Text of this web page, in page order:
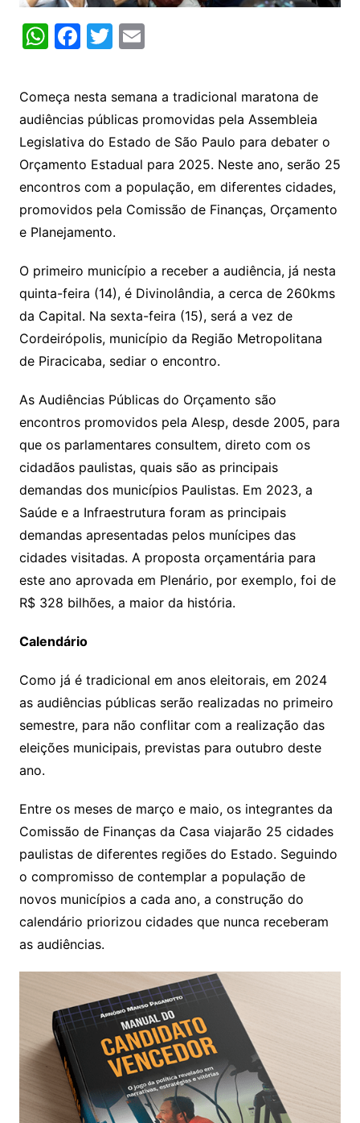
W
at
s
A
p
p
F
c
e
b
o
o
k
T
itt
er
E
ai
l
Começa nesta semana a tradicional maratona de
audiências públicas promovidas pela Assembleia
Legislativa do Estado de São Paulo para debater o
Orçamento Estadual para 2025. Neste ano, serão 25
encontros com a população, em diferentes cidades,
promovidos pela Comissão de Finanças, Orçamento
e Planejamento.
O primeiro município a receber a audiência, já nesta
quinta-feira (14), é Divinolândia, a cerca de 260kms
da Capital. Na sexta-feira (15), será a vez de
Cordeirópolis, município da Região Metropolitana
de Piracicaba, sediar o encontro.
As Audiências Públicas do Orçamento são
encontros promovidos pela Alesp, desde 2005, para
que os parlamentares consultem, direto com os
cidadãos paulistas, quais são as principais
demandas dos municípios Paulistas. Em 2023, a
Saúde e a Infraestrutura foram as principais
demandas apresentadas pelos munícipes das
cidades visitadas. A proposta orçamentária para
este ano aprovada em Plenário, por exemplo, foi de
R$ 328 bilhões, a maior da história.
Calendário
Como já é tradicional em anos eleitorais, em 2024
as audiências públicas serão realizadas no primeiro
semestre, para não conflitar com a realização das
eleições municipais, previstas para outubro deste
ano.
Entre os meses de março e maio, os integrantes da
Comissão de Finanças da Casa viajarão 25 cidades
paulistas de diferentes regiões do Estado. Seguindo
o compromisso de contemplar a população de
novos municípios a cada ano, a construção do
calendário priorizou cidades que nunca receberam
as audiências.